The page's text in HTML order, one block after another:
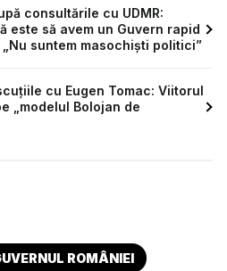
consultările cu UDMR:
este să avem un Guvern rapid
suntem masochiști politici”
cu Eugen Tomac: Viitorul
„modelul Bolojan de
ROMÂNIEI